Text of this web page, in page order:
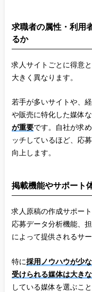
求職者の属性・利用
るか
求人サイトごとに得意
大きく異なります。
若手が多いサイトや、
や販売に特化した媒体な
が重要です。自社が求
ッチしているほど、応
向上します。
掲載機能やサポート
求人原稿の作成サポー
応募データ分析機能、
によって提供されるサ
特に採用ノウハウが少
受けられる媒体は大き
している媒体を選ぶこ